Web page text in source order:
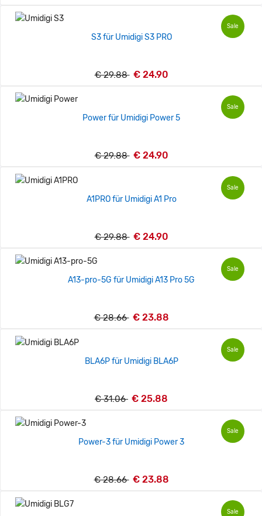
Sale
S3 für Umidigi S3 PRO
€ 29.88 € 24.90
Sale
Power für Umidigi Power 5
€ 29.88 € 24.90
Sale
A1PRO für Umidigi A1 Pro
€ 29.88 € 24.90
Sale
A13-pro-5G für Umidigi A13 Pro 5G
€ 28.66 € 23.88
Sale
BLA6P für Umidigi BLA6P
€ 31.06 € 25.88
Sale
Power-3 für Umidigi Power 3
€ 28.66 € 23.88
Sale